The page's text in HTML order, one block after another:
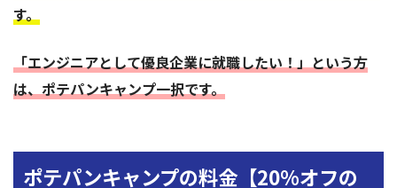
す。
「エンジニアとして優良企業に就職したい！」という方
は、ポテパンキャンプ一択です。
ポテパンキャンプの料金【20%オフの